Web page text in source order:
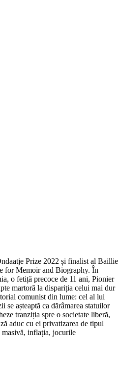
Prize 2022 și finalist al Baillie
for Memoir and Biography. În
o fetiță precoce de 11 ani, Pionier
martoră la dispariția celui mai dur
comunist din lume: cel al lui
se așteaptă ca dărâmarea statuilor
tranziția spre o societate liberă,
aduc cu ei privatizarea de tipul
inflația, jocurile